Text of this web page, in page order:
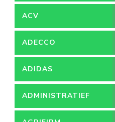
ACV
ADECCO
ADIDAS
ADMINISTRATIEF
MEDEWERKER